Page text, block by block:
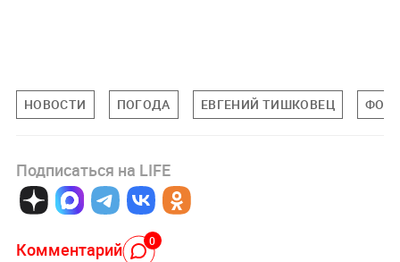
НОВОСТИ ПОГОДА ЕВГЕНИЙ ТИШКОВЕЦ
Подписаться на LIFE
Комментарий 0